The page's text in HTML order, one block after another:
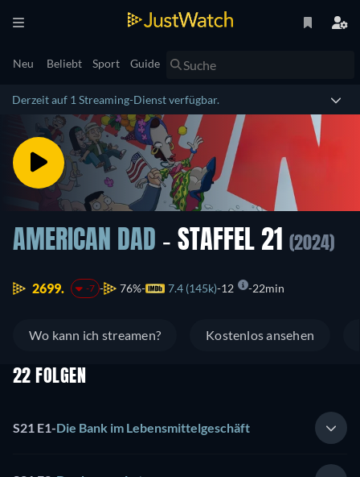
Neu Beliebt Sport Guide
Derzeit auf 1 Streaming-Dienst verfügbar.
AMERICAN DAD - STAFFEL 21 (2024)
2699. -7 76% 7.4 (145k) 12 22min
Wo kann ich streamen? Kostenlos ansehen
22 FOLGEN
S21 E1-Die Bank im Lebensmittelgeschäft